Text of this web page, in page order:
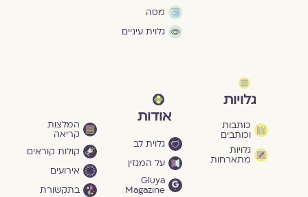
מסה
גלוית עיניים
גלויות
כותבות
וכותבים
גלויות
מתארחות
אודות
גלוית לב
על המגזין
Gluya
Magazine
המלצות
קריאה
קולות קוראים
אירועים
בתקשורת